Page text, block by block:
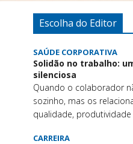
Escolha do Editor
SAÚDE CORPORATIVA
Solidão no trabalho:
silenciosa
Quando o colaborador
sozinho, mas os
qualidade,
CARREIRA